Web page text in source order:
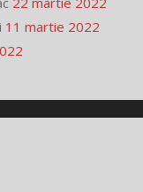
11 martie 2022